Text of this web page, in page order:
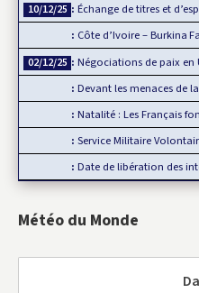
10/12/25
Échange de titres et
Côte d’Ivoire – Burkina
02/12/25
Négociations de paix en
Devant les menaces de
Natalité : Les Français
Service Militaire
Date de libération des
Météo du Monde